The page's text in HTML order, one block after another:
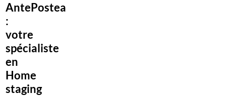
AntePostea
:
votre
spécialiste
en
Home
staging